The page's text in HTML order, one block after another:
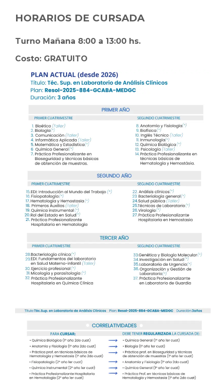
HORARIOS DE CURSADA
Turno Mañana 8:00 a 13:00 hs.
Costo: GRATUITO